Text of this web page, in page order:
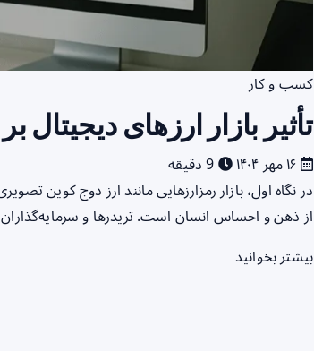
کسب و کار
تأثیر بازار ارزهای
در نگاه اول، بازار رمزارزهایی مانند ارز دوج کوین
از ذهن و احساس انسان است. تریدرها و سرمایه‌گذاران
بیشتر بخوانید